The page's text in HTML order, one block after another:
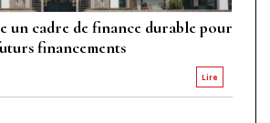
un cadre de finance durable pour
financements
Lire